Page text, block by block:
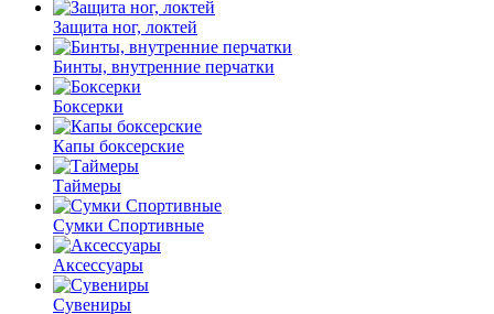
Защита ног, локтей
Бинты, внутренние перчатки
Боксерки
Капы боксерские
Таймеры
Сумки Спортивные
Аксессуары
Сувениры